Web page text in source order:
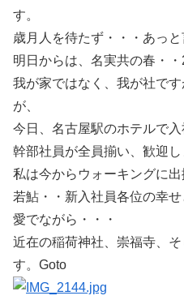
す。
歳月人を待たず・・・あっと
明日からは、名実共の春・
我が家ではなく、我が社で
が、
今日、名古屋駅のホテルで入
幹部社員が全員揃い、歓迎し
私は今からウォーキングに出
若鮎・・新入社員各位の幸
愛でながら・・・
近在の稲荷神社、崇福寺、
す。Goto